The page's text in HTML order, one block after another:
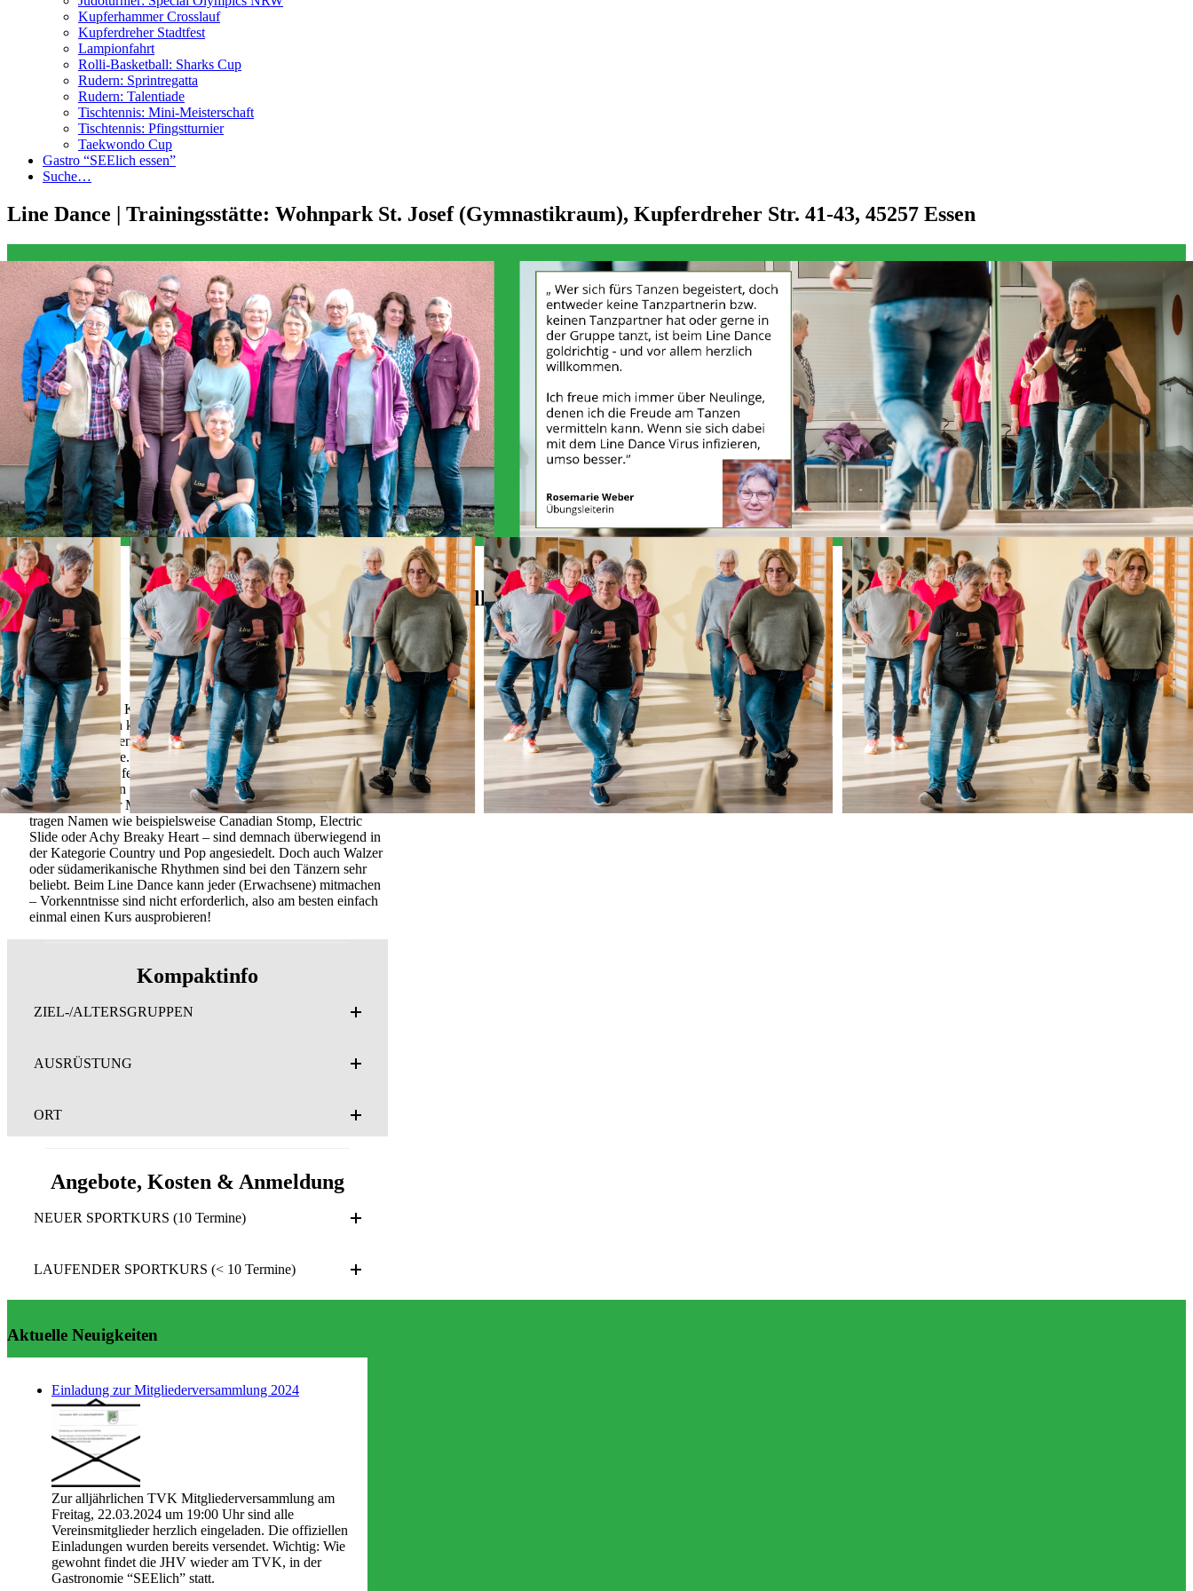
Kupferhammer Crosslauf
Kupferdreher Stadtfest
Lampionfahrt
Rolli-Basketball: Sharks Cup
Rudern: Sprintregatta
Rudern: Talentiade
Tischtennis: Mini-Meisterschaft
Tischtennis: Pfingstturnier
Taekwondo Cup
Gastro “SEElich essen”
Suche…
Line Dance | Trainingsstätte: Wohnpark St. Josef (Gymnastikraum), Kupferdreher Str. 41-43, 45257 Essen
Alles Wichtige auf einen Blick
Allgemein
Der Line-Dance Kurs eignet sich für jeden, der zwei Füße hat
und auf 8 zählen kann. Weitere Voraussetzungen sind die
Freude am Lernen und Lust aufs Tanzen, das Alter hingegen
spielt keine Rolle. Line Dance wird mit allen Tänzern zugleich
getanzt, d.h. die festgelegten und sich wiederholenden Figuren
werden synchron von allen zusammen ausgeführt. Die Tänze
sind passend zur Musik choreografiert. Die Choreografien
tragen Namen wie beispielsweise Canadian Stomp, Electric
Slide oder Achy Breaky Heart – sind demnach überwiegend in
der Kategorie Country und Pop angesiedelt. Doch auch Walzer
oder südamerikanische Rhythmen sind bei den Tänzern sehr
beliebt. Beim Line Dance kann jeder (Erwachsene) mitmachen
– Vorkenntnisse sind nicht erforderlich, also am besten einfach
einmal einen Kurs ausprobieren!
Kompaktinfo
ZIEL-/ALTERSGRUPPEN
AUSRÜSTUNG
ORT
Angebote, Kosten & Anmeldung
NEUER SPORTKURS (10 Termine)
LAUFENDER SPORTKURS (< 10 Termine)
Aktuelle Neuigkeiten
Einladung zur Mitgliederversammlung 2024
Zur alljährlichen TVK Mitgliederversammlung am
Freitag, 22.03.2024 um 19:00 Uhr sind alle
Vereinsmitglieder herzlich eingeladen. Die offiziellen
Einladungen wurden bereits versendet. Wichtig: Wie
gewohnt findet die JHV wieder am TVK, in der
Gastronomie “SEElich” statt.